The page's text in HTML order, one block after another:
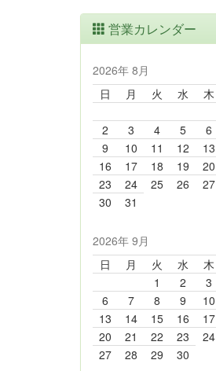
営業カレンダー
2026年 8月
日
月 火 水 木
2
3 4 5 6
9
10 11 12 13
16
17 18 19 20
23
24 25 26 27
30
31
2026年 9月
日
月 火 水 木
1
2 3
6
7 8 9 10
13
14 15 16 17
20
21 22 23 24
27
28 29 30